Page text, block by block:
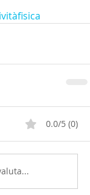
0.0/5 (0)